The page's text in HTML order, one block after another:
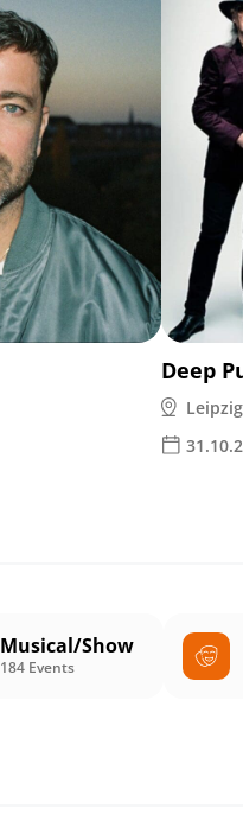
Deep
Leipzig
Musical/Show
184 Events